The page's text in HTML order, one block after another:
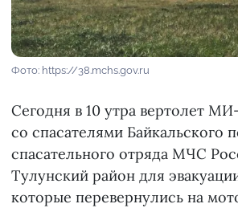
Фото: https://38.mchs.gov.ru
Сегодня в 10 утра вертолет
со спасателями Байкальского
спасательного отряда МЧС
Тулунский район для
которые перевернулись на